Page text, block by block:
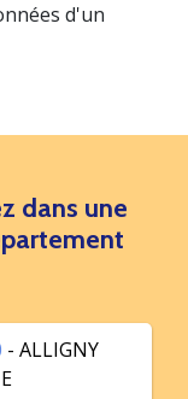
d'un
dans une
- ALLIGNY